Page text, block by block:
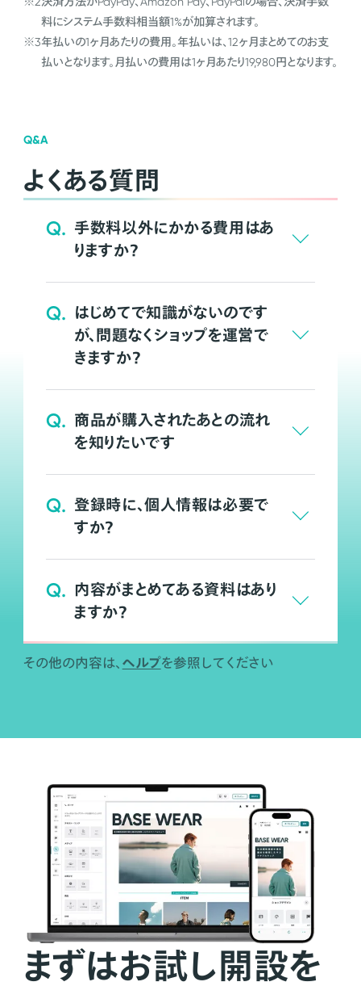
料にシステム手数料相当額1%が加算されます。
※3年払いの1ヶ月あたりの費用。年払いは、12ヶ月まとめてのお支
払いとなります。月払いの費用は1ヶ月あたり19,980円となります。
Q&A
よくある質問
Q. 手数料以外にかかる費用はあ
りますか？
Q. はじめてで知識がないのです
が、問題なくショップを運営で
きますか？
Q. 商品が購入されたあとの流れ
を知りたいです
Q. 登録時に、個人情報は必要で
すか？
Q. 内容がまとめてある資料はあり
ますか？
その他の内容は、 ヘルプを参照してください
まずはお試し開設を